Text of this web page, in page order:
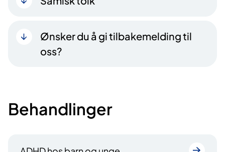
Ønsker du å gi tilbakemelding til
oss?
Behandlinger